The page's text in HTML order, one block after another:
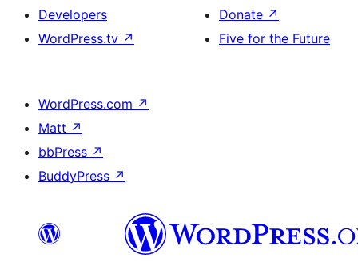
Developers
WordPress.tv ↗
Donate ↗
Five for the Future
WordPress.com ↗
Matt ↗
bbPress ↗
BuddyPress ↗